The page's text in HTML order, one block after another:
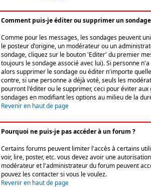
Comment puis-je éditer ou supprimer un
Comme pour les messages, les sondages peuvent
le posteur d'origine, un modérateur ou un
sondage, cliquez sur le bouton 'Editer' du premier
toujours le sondage associé avec lui). Si personne
alors supprimer le sondage ou éditer n'importe
contre, si une personne a déjà voté, seuls les
pourront l'éditer ou le supprimer, ceci pour éviter
sondages en modifiant les options au milieu de la
Revenir en haut de page
Pourquoi ne puis-je pas accéder à un forum ?
Certains forums peuvent limiter l'accès à certains
voir, lire, poster, etc. vous devez avoir une
modérateur et l'administrateur du forum peuvent
pouvez les contacter si vous le voulez.
Revenir en haut de page